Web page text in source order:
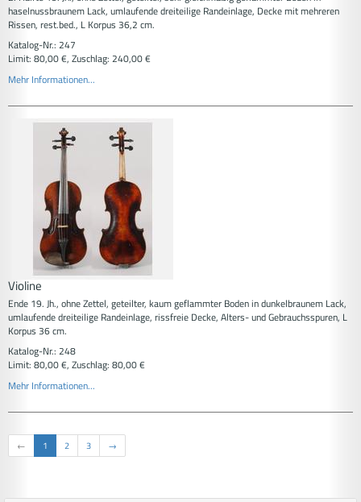
haselnussbraunem Lack, umlaufende dreiteilige Randeinlage, Decke mit mehreren
Rissen, rest.bed., L Korpus 36,2 cm.
Katalog-Nr.: 247
Limit: 80,00 €, Zuschlag: 240,00 €
Mehr Informationen...
Violine
Ende 19. Jh., ohne Zettel, geteilter, kaum geflammter Boden in dunkelbraunem Lack,
umlaufende dreiteilige Randeinlage, rissfreie Decke, Alters- und Gebrauchsspuren, L
Korpus 36 cm.
Katalog-Nr.: 248
Limit: 80,00 €, Zuschlag: 80,00 €
Mehr Informationen...
← 1 2 3 →